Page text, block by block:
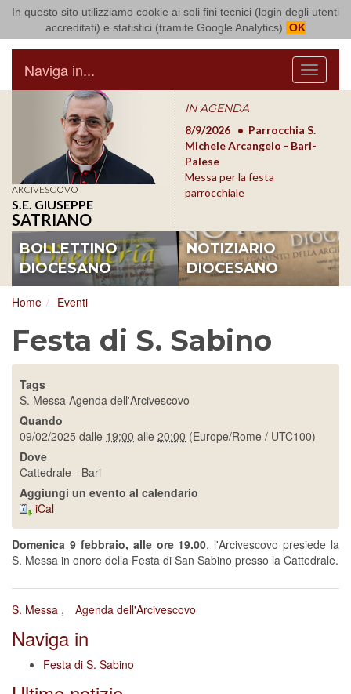
In questo sito utilizziamo cookie ai soli fini tecnici (login degli utenti
accreditati) e statistici (tramite Google Analytics). OK
Arcidiocesi di Bari Bitonto
Menu
Naviga in...
ARCIVESCOVO
S.E. GIUSEPPE
SATRIANO
IN AGENDA
8/17/2026
Conversano
Conferenza Episcopale
Pugliese
8/9/2026
Parrocchia S.
Michele Arcangelo - Bari-
Palese
Messa per la festa
parrocchiale
BOLLETTINO
DIOCESANO
NOTIZIARIO
DIOCESANO
Home Eventi
Festa di S. Sabino
Tags
S. Messa Agenda dell'Arcivescovo
Quando
09/02/2025 dalle 19:00 alle 20:00 (Europe/Rome / UTC100)
Dove
Cattedrale - Bari
Aggiungi un evento al calendario
iCal
Domenica 9 febbraio, alle ore 19.00, l'Arcivescovo presiede la
S. Messa in onore della Festa di San Sabino presso la Cattedrale.
S. Messa Agenda dell'Arcivescovo
Naviga in
Festa di S. Sabino